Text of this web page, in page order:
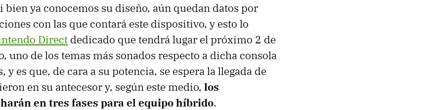
ya conocemos su diseño, aún quedan datos por
con las que contará este dispositivo, y esto lo
Direct dedicado que tendrá lugar el próximo 2 de
uno de los temas más sonados respecto a dicha consola
y es que, de cara a su potencia, se espera la llegada de
en su antecesor y, según este medio, los
en tres fases para el equipo híbrido.